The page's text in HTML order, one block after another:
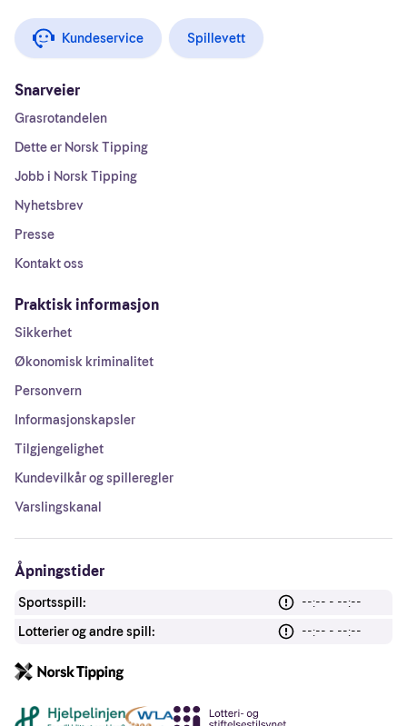
Kundeservice Spillevett
Snarveier
Grasrotandelen
Dette er Norsk Tipping
Jobb i Norsk Tipping
Nyhetsbrev
Presse
Kontakt oss
Praktisk informasjon
Sikkerhet
Økonomisk kriminalitet
Personvern
Informasjonskapsler
Tilgjengelighet
Kundevilkår og spilleregler
Varslingskanal
Åpningstider
Sportsspill:
--:-- - --:--
Lotterier og andre spill:
--:-- - --:--
Andre lenker